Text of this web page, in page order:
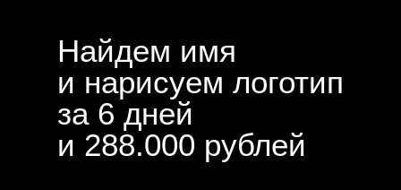
Найдем имя
и нарисуем логотип
за 6 дней
и 288.000 рублей